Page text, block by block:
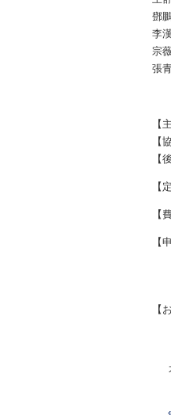
鄧
李
宗
張
【
【
【
【
【
【
【